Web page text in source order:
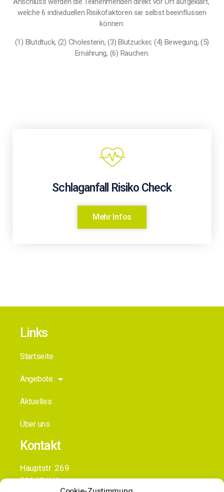
welche 6 individuellen Risikofaktoren sie selbst beeinflussen
können:
(1) Blutdtuck, (2) Cholesterin, (3) Blutzucker, (4) Bewegung, (5)
Ernährung, (6) Rauchen.
Schlaganfall Risiko Check
Mehr Infos
Links
Startseite
Angebote
Aktuelles
Über uns
Kontakt
Hauptstr. 269
51143 Köln